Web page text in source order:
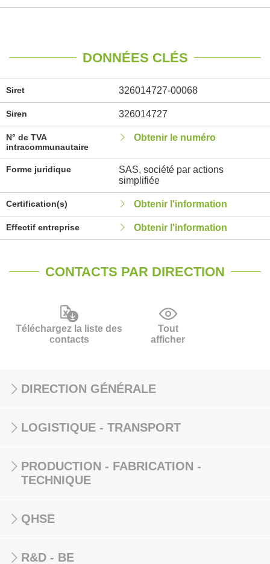
DONNÉES CLÉS
Siret 326014727-00068
Siren 326014727
N° de TVA
intracommunautaire
Obtenir le numéro
Forme juridique
SAS, société par actions
simplifiée
Certification(s) Obtenir l'information
Effectif entreprise Obtenir l'information
CONTACTS PAR DIRECTION
Téléchargez la liste des
contacts
Tout
afficher
DIRECTION GÉNÉRALE
LOGISTIQUE - TRANSPORT
PRODUCTION - FABRICATION -
TECHNIQUE
QHSE
R&D - BE